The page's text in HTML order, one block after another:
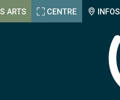
ARTS CENTRE INFOS